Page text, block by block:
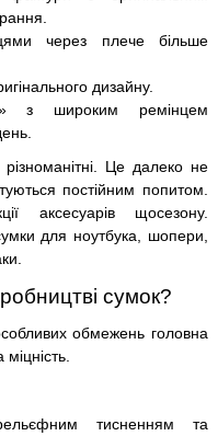
через плече більше
дизайну.
з широким ремінцем
Це далеко не
постійним попитом.
аксесуарів щосезону.
для ноутбука, шопери,
сумок?
обмежень головна
тисненням та